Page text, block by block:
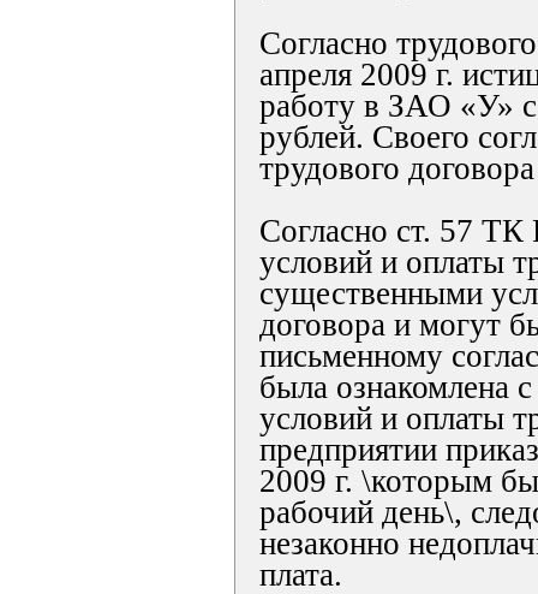
Согласно
апреля 2009 г.
работу в ЗАО «У»
рублей. Своего
трудового
Согласно ст. 57
условий и оплаты
существенными
договора и могут
письменному
была ознакомлена
условий и оплаты
предприятии
2009 г. \которым
рабочий день\,
незаконно
плата.